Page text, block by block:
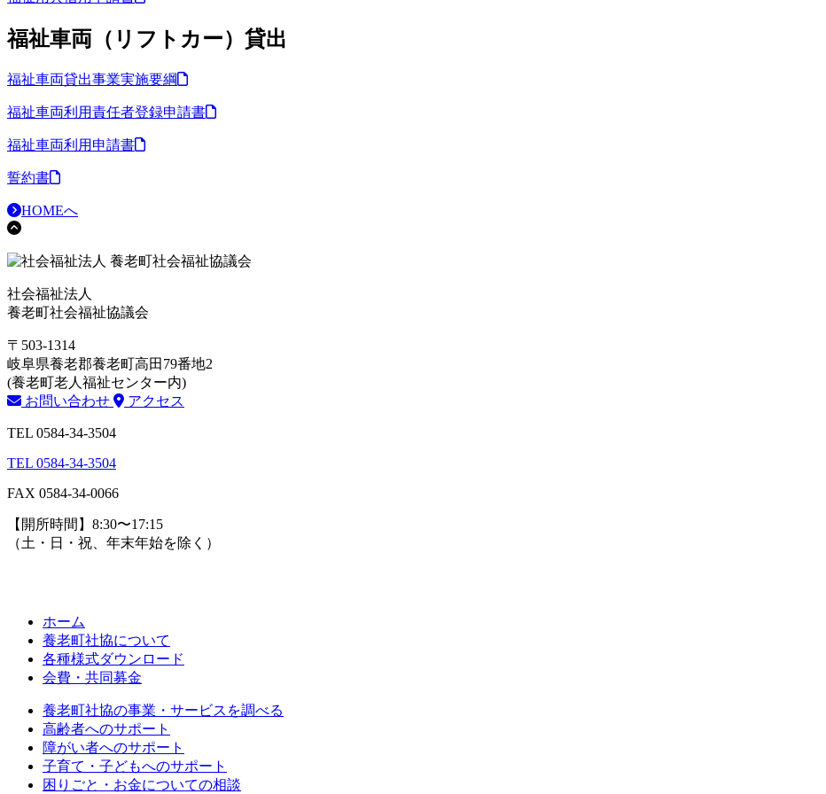
福祉車両（リフトカー）貸出
福祉車両貸出事業実施要綱
福祉車両利用責任者登録申請書
福祉車両利用申請書
誓約書
HOMEへ
社会福祉法人
養老町社会福祉協議会
〒503-1314
岐阜県養老郡養老町高田79番地2
(養老町老人福祉センター内)
お問い合わせ
アクセス
TEL 0584-34-3504
TEL 0584-34-3504
FAX 0584-34-0066
【開所時間】8:30〜17:15
（土・日・祝、年末年始を除く）
ホーム
養老町社協について
各種様式ダウンロード
会費・共同募金
養老町社協の事業・サービスを調べる
高齢者へのサポート
障がい者へのサポート
子育て・子どもへのサポート
困りごと・お金についての相談